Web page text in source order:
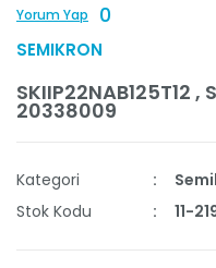
Yorum Yap 0
SEMIKRON
SKIIP22NAB125T12 ,
20338009
Kategori
Stok Kodu
11-